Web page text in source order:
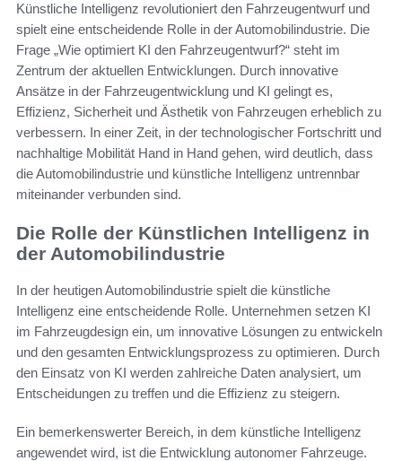
Künstliche Intelligenz revolutioniert den Fahrzeugentwurf und
spielt eine entscheidende Rolle in der Automobilindustrie. Die
Frage „Wie optimiert KI den Fahrzeugentwurf?“ steht im
Zentrum der aktuellen Entwicklungen. Durch innovative
Ansätze in der Fahrzeugentwicklung und KI gelingt es,
Effizienz, Sicherheit und Ästhetik von Fahrzeugen erheblich zu
verbessern. In einer Zeit, in der technologischer Fortschritt und
nachhaltige Mobilität Hand in Hand gehen, wird deutlich, dass
die Automobilindustrie und künstliche Intelligenz untrennbar
miteinander verbunden sind.
Die Rolle der Künstlichen Intelligenz in
der Automobilindustrie
In der heutigen Automobilindustrie spielt die künstliche
Intelligenz eine entscheidende Rolle. Unternehmen setzen KI
im Fahrzeugdesign ein, um innovative Lösungen zu entwickeln
und den gesamten Entwicklungsprozess zu optimieren. Durch
den Einsatz von KI werden zahlreiche Daten analysiert, um
Entscheidungen zu treffen und die Effizienz zu steigern.
Ein bemerkenswerter Bereich, in dem künstliche Intelligenz
angewendet wird, ist die Entwicklung autonomer Fahrzeuge.